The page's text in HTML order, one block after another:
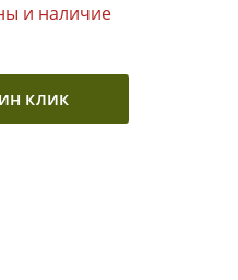
и наличие
клик